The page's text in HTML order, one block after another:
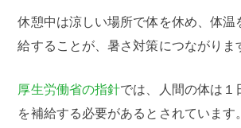
休憩中は涼しい場所で体を休め、体温
給することが、暑さ対策につながりま
厚生労働省の指針では、人間の体は１
を補給する必要があるとされています。